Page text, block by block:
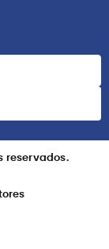
reservados.